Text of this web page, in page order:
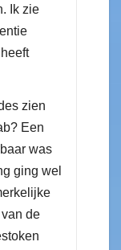
Ik zie
zien
Een
was
ging wel
de